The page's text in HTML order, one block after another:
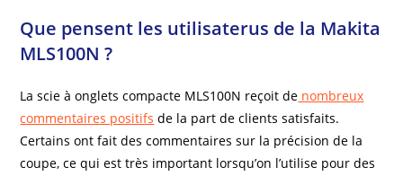
Que pensent les utilisaterus de la Makita
MLS100N ?
La scie à onglets compacte MLS100N reçoit de nombreux
commentaires positifs de la part de clients satisfaits.
Certains ont fait des commentaires sur la précision de la
coupe, ce qui est très important lorsqu’on l’utilise pour des